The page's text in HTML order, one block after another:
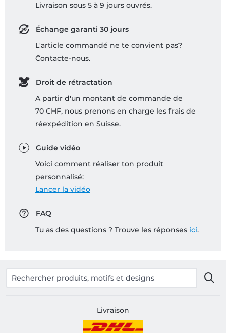
Livraison sous 5 à 9 jours ouvrés.
Échange garanti 30 jours
L'article commandé ne te convient pas?
Contacte-nous.
Droit de rétractation
A partir d'un montant de commande de
70 CHF, nous prenons en charge les frais de
réexpédition en Suisse.
Guide vidéo
Voici comment réaliser ton produit
personnalisé:
Lancer la vidéo
FAQ
Tu as des questions ? Trouve les réponses ici.
Livraison